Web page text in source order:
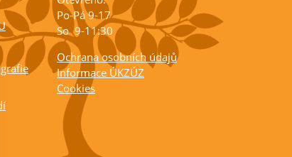
Po-Pá 9-17
So 9-11:30
Ochrana osobních údajů
Informace ÚKZÚZ
Cookies